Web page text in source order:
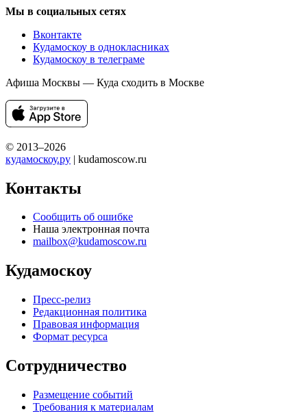
Мы в социальных сетях
Вконтакте
Кудамоскоу в однокласниках
Кудамоскоу в телеграме
Афиша Москвы — Куда сходить в Москве
© 2013–2026
кудамоскоу.ру | kudamoscow.ru
Контакты
Сообщить об ошибке
Наша электронная почта
mailbox@kudamoscow.ru
Кудамоскоу
Пресс-релиз
Редакционная политика
Правовая информация
Формат ресурса
Сотрудничество
Размещение событий
Требования к материалам